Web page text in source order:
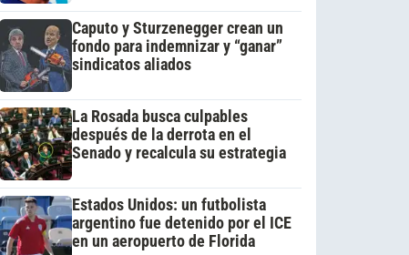
Caputo y Sturzenegger crean un
fondo para indemnizar y “ganar”
sindicatos aliados
La Rosada busca culpables
después de la derrota en el
Senado y recalcula su estrategia
Estados Unidos: un futbolista
argentino fue detenido por el ICE
en un aeropuerto de Florida